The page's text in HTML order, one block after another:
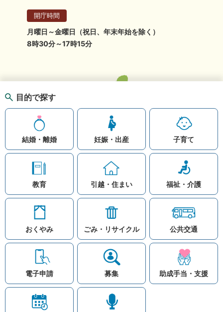
知りたい情報を検索
注目ワード
目的で探す
結婚・離婚 妊娠・出産 子育て
教育 引越・住まい 福祉・介護
おくやみ ごみ・リサイクル 公共交通
電子申請 募集 助成手当・支援
開庁時間
月曜日～金曜日（祝日、年末年始を除く）
8時30分～17時15分
お問い合わせ
リンク集
このホームページ
著作権と免責事項につ
プライバシーポリシー
© Village Hara